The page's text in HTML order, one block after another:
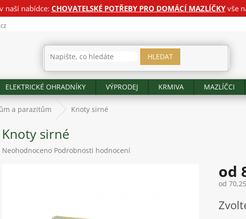
naší nabídce: CHOVATELSKÉ POTŘEBY PRO DOMÁCÍ MAZLÍČKYvše
HLEDAT
ELEKTRICKÉ OHRADNÍKY VÝPRODEJ KRMIVA MAZLÍČCI
a parazitům Knoty sirné
Knoty sirné
Průměrné
Neohodnoceno Podrobnosti hodnocení
od
od
cena: